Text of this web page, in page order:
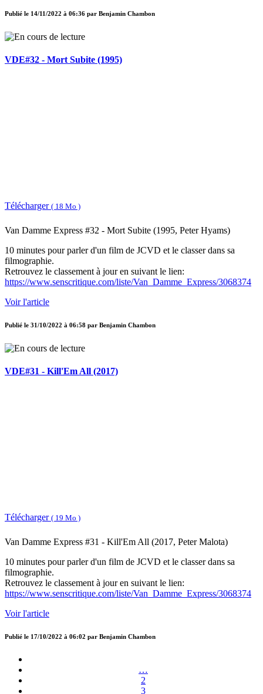
Publié le 14/11/2022 à 06:36 par Benjamin Chambon
VDE#32 - Mort Subite (1995)
Télécharger ( 18 Mo )
Van Damme Express #32 - Mort Subite (1995, Peter Hyams)
10 minutes pour parler d'un film de JCVD et le classer dans sa
filmographie.
Retrouvez le classement à jour en suivant le lien:
https://www.senscritique.com/liste/Van_Damme_Express/3068374
Voir l'article
Publié le 31/10/2022 à 06:58 par Benjamin Chambon
VDE#31 - Kill'Em All (2017)
Télécharger ( 19 Mo )
Van Damme Express #31 - Kill'Em All (2017, Peter Malota)
10 minutes pour parler d'un film de JCVD et le classer dans sa
filmographie.
Retrouvez le classement à jour en suivant le lien:
https://www.senscritique.com/liste/Van_Damme_Express/3068374
Voir l'article
Publié le 17/10/2022 à 06:02 par Benjamin Chambon
…
2
3